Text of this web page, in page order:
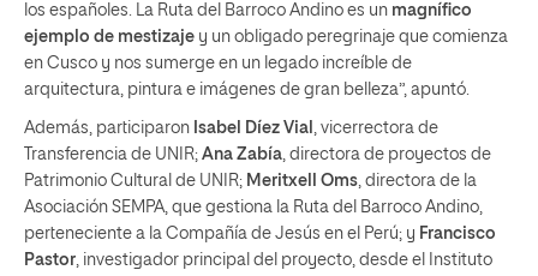
los españoles. La Ruta del Barroco Andino es un magnífico
ejemplo de mestizaje y un obligado peregrinaje que comienza
en Cusco y nos sumerge en un legado increíble de
arquitectura, pintura e imágenes de gran belleza”, apuntó.
Además, participaron Isabel Díez Vial
, vicerrectora de
Transferencia de UNIR; Ana Zabía , directora de proyectos de
Patrimonio Cultural de UNIR; Meritxell Oms , directora de la
Asociación SEMPA, que gestiona la Ruta del Barroco Andino,
perteneciente a la Compañía de Jesús en el Perú; y Francisco
Pastor , investigador principal del proyecto, desde el Instituto